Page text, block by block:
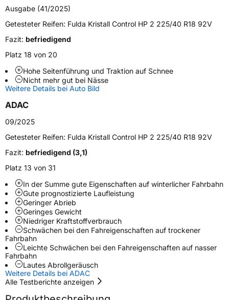
FahrzeugtypPKW
VerwendungWinterreifen
ModellnameKristall Control HP 2
FahrzeugartPKW & SUV
Weitere Eigenschaften
Schlauchtyp
Zustand
M+SJa
VerstärktXL
EU Label
EffizienzC
Nasshaftung
Rollgeräusch (Klasse)B
Ausgabe (41/2025)
Getesteter Reifen: Fulda Kristall Control HP 2 225/40 R18 92V
Fazit: befriedigend
Platz 18 von 20
Hohe Seitenführung und Traktion auf Schnee
Nicht mehr gut bei Nässe
Weitere Details bei Auto Bild
ADAC
09/2025
Getesteter Reifen: Fulda Kristall Control HP 2 225/40 R18 92V
Fazit: befriedigend (3,1)
Platz 13 von 31
In der Summe gute Eigenschaften auf winterlicher Fahrbahn
Gute prognostizierte Laufleistung
Geringer Abrieb
Geringes Gewicht
Niedriger Kraftstoffverbrauch
Schwächen bei den Fahreigenschaften auf trockener
Fahrbahn
Leichte Schwächen bei den Fahreigenschaften auf nasser
Fahrbahn
Lautes Abrollgeräusch
Weitere Details bei ADAC
Alle Testberichte anzeigen